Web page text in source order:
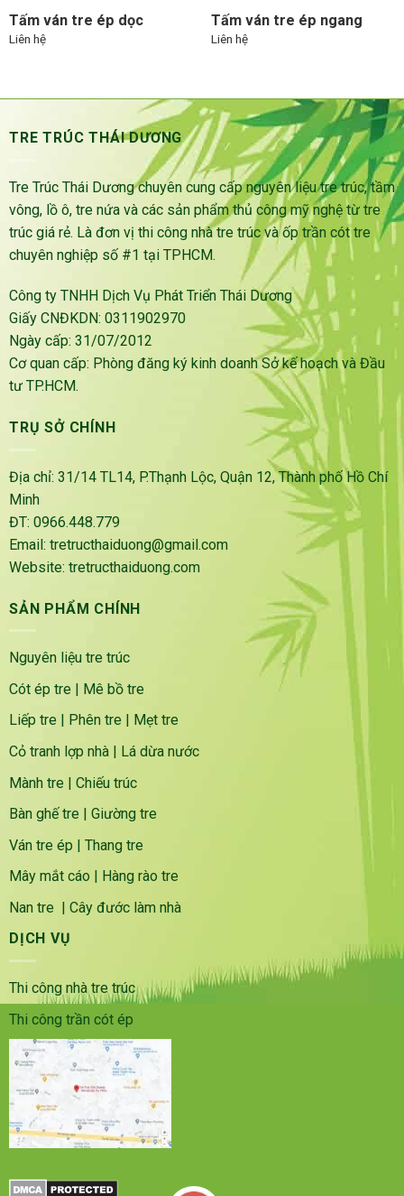
Tấm ván tre ép dọc
Liên hệ
Tấm ván tre ép ngang
Liên hệ
TRE TRÚC THÁI DƯƠNG
Tre Trúc Thái Dương chuyên cung cấp nguyên liệu tre trúc, tầm
vông, lồ ô, tre nứa và các sản phẩm thủ công mỹ nghệ từ tre
trúc giá rẻ. Là đơn vị thi công nhà tre trúc và ốp trần cót tre
chuyên nghiệp số #1 tại TPHCM.
Công ty TNHH Dịch Vụ Phát Triển Thái Dương
Giấy CNĐKDN: 0311902970
Ngày cấp: 31/07/2012
Cơ quan cấp: Phòng đăng ký kinh doanh Sở kế hoạch và Đầu
tư TP.HCM.
TRỤ SỞ CHÍNH
Địa chỉ: 31/14 TL14, P.Thạnh Lộc, Quận 12, Thành phố Hồ Chí
Minh
ĐT: 0966.448.779
Email: tretructhaiduong@gmail.com
Website: tretructhaiduong.com
SẢN PHẨM CHÍNH
Nguyên liệu tre trúc
Cót ép tre | Mê bồ tre
Liếp tre
Phên tre
Mẹt tre
Cỏ tranh lợp nhà | Lá dừa nước
Mành tre | Chiếu trúc
Bàn ghế tre | Giường tre
Ván tre ép | Thang tre
Mây mắt cáo
Hàng rào tre
Nan tre | Cây đước làm nhà
DỊCH VỤ
Thi công nhà tre trúc
Thi công trần cót ép